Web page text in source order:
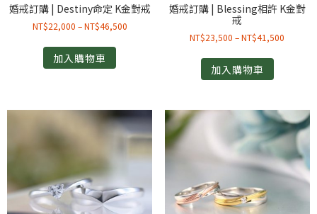
婚戒訂購 | Destiny命定 K金對戒
NT$22,000 –NT$46,500
加入購物車
婚戒訂購 | Blessing相許 K金對
戒
NT$23,500 –NT$41,500
加入購物車